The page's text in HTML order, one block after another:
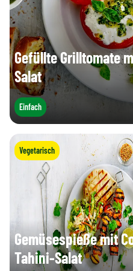
Gefüllte Grilltomate
Salat
Einfach
Vegetarisch
Gemüsespieße mit
Tahini-Salat